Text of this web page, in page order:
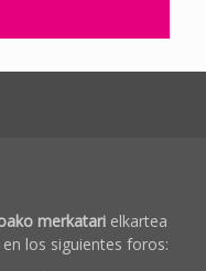
merkatarielkartea
los siguientes foros: